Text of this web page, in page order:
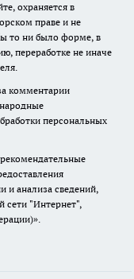
охраняется в
праве и не
то ни было форме, в
переработке не иначе
комментарии
персональных
и анализа сведений,
сети "Интернет",